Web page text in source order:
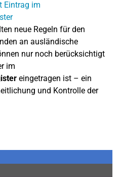
neue Regeln für den
an ausländische
nur noch berücksichtigt
im
eingetragen ist – ein
und Kontrolle der